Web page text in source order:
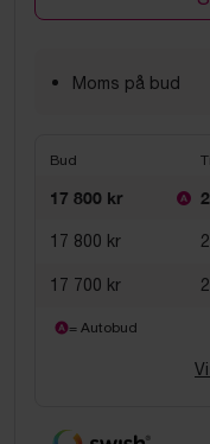
Moms på bud
Bud
17 800 kr
17 800 kr
17 700 kr
= Autobud